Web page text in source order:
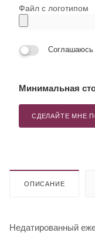
Файл с логотипом
Соглашаюсь
Минимальная
СДЕЛАЙТЕ МНЕ
ОПИСАНИЕ
Недатированный